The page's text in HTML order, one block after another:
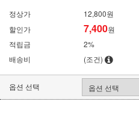
정상가
12,800원
할인가
7,400원
적립금
2%
배송비
(조건)
옵션 선택